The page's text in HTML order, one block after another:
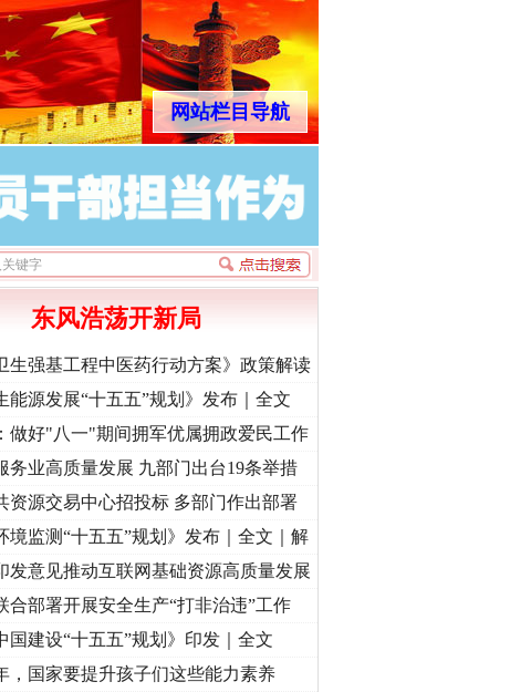
网站栏目导航
.. ·[视频]牢记初心使命 奋进复兴征程丨“转折之城”激荡..
东风浩荡开新局
生强基工程中医药行动方案》政策解读
能源发展“十五五”规划》发布｜全文
做好"八一"期间拥军优属拥政爱民工作
务业高质量发展 九部门出台19条举措
资源交易中心招投标 多部门作出部署
境监测“十五五”规划》发布｜全文｜解
发意见推动互联网基础资源高质量发展
合部署开展安全生产“打非治违”工作
国建设“十五五”规划》印发｜全文
，国家要提升孩子们这些能力素养